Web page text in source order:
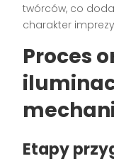
twórców, co
charakter
Proces
Etapy